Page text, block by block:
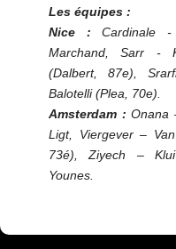
Les équipes :
Nice : Cardinale
Marchand, Sarr -
(Dalbert, 87e),
Balotelli (Plea, 70e).
Amsterdam : Onana
Ligt, Viergever –
73é), Ziyech –
Younes.